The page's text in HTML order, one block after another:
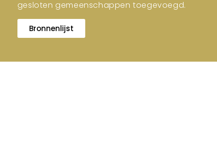
gesloten gemeenschappen toegevoegd.
Bronnenlijst